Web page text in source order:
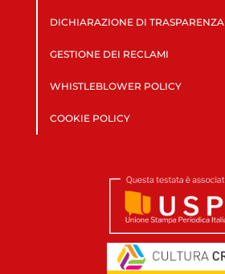
DICHIARAZIONE DI TRASPARENZA
GESTIONE DEI RECLAMI
WHISTLEBLOWER POLICY
COOKIE POLICY